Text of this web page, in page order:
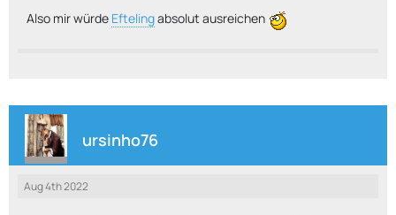
Also mir würde Eftelingabsolut ausreichen
ursinho76
Aug 4th 2022